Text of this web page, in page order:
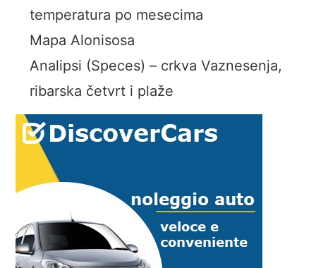
temperatura po mesecima
Mapa Alonisosa
Analipsi (Speces) – crkva Vaznesenja,
ribarska četvrt i plaže